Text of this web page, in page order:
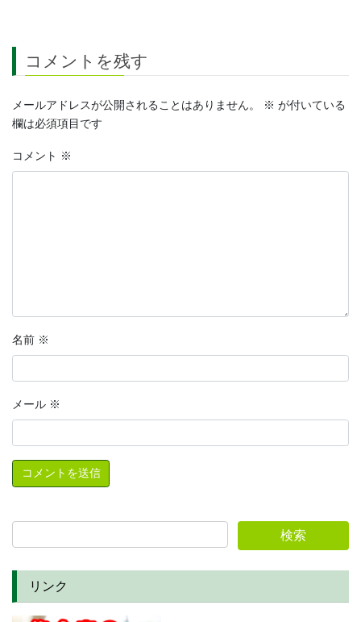
コメントを残す
メールアドレスが公開されることはありません。 ※ が付いている
欄は必須項目です
コメント ※
名前 ※
メール ※
リンク